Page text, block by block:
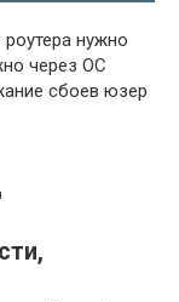
нужно
через ОС
сбоев юзер